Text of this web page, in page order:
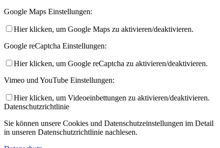
Google Maps Einstellungen:
Hier klicken, um Google Maps zu aktivieren/deaktivieren.
Google reCaptcha Einstellungen:
Hier klicken, um Google reCaptcha zu aktivieren/deaktivieren.
Vimeo und YouTube Einstellungen:
Hier klicken, um Videoeinbettungen zu aktivieren/deaktivieren.
Datenschutzrichtlinie
Sie können unsere Cookies und Datenschutzeinstellungen im Detail
in unseren Datenschutzrichtlinie nachlesen.